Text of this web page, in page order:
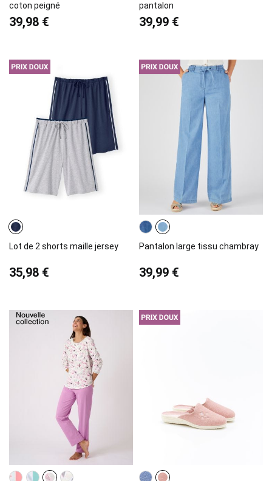
coton peigné
39,98 €
pantalon
39,99 €
Lot de 2 shorts maille jersey
35,98 €
Pantalon large tissu chambray
39,99 €